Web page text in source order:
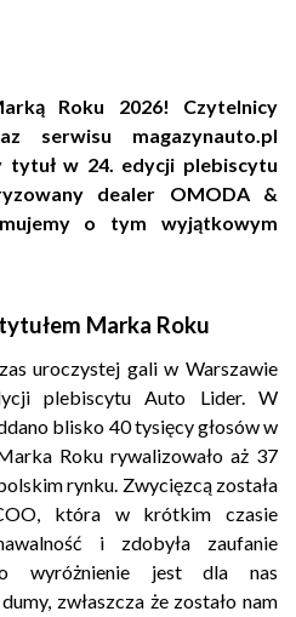
Roku 2026! Czytelnicy
serwisu magazynauto.pl
w 24. edycji plebiscytu
dealer OMODA &
o tym wyjątkowym
Marka Roku
uroczystej gali w Warszawie
plebiscytu Auto Lider. W
blisko 40 tysięcy głosów w
Roku rywalizowało aż 37
rynku. Zwycięzcą została
która w krótkim czasie
i zdobyła zaufanie
wyróżnienie jest dla nas
zwłaszcza że zostało nam